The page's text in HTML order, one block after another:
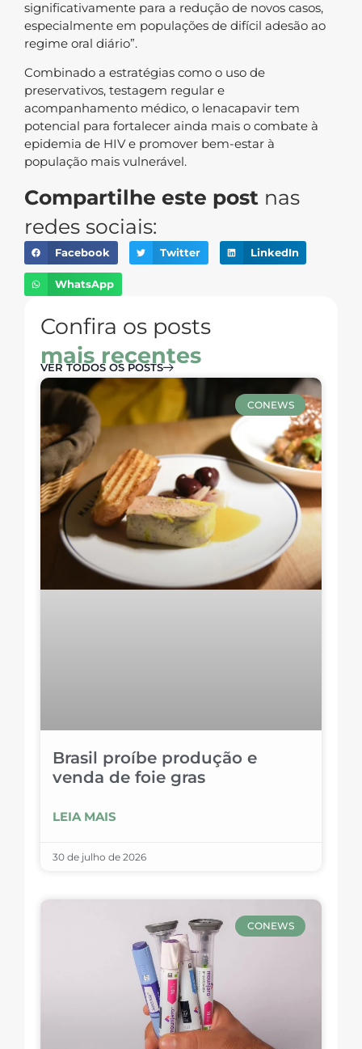
significativamente para a redução de novos casos,
especialmente em populações de difícil adesão ao
regime oral diário”.
Combinado a estratégias como o uso de
preservativos, testagem regular e
acompanhamento médico, o lenacapavir tem
potencial para fortalecer ainda mais o combate à
epidemia de HIV e promover bem-estar à
população mais vulnerável.
Compartilhe este post nas
redes sociais:
Facebook Twitter LinkedIn
WhatsApp
Confira os posts
mais recentes
VER TODOS OS POSTS
CONEWS
Brasil proíbe produção e
venda de foie gras
LEIA MAIS
30 de julho de 2026
CONEWS